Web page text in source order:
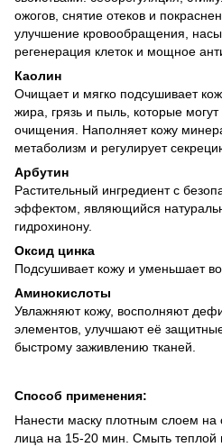
ожогов, снятие отеков и
улучшение кровообращения,
регенерация клеток и мощное
Каолин
Очищает и мягко подсушивает
жира, грязь и пыль, которые
очищения. Наполняет кожу
метаболизм и регулирует
Арбутин
Растительный ингредиент с
эффектом, являющийся
гидрохинону.
Оксид цинка
Подсушивает кожу и уменьшает
Аминокислоты
Увлажняют кожу, восполняют
элементов, улучшают её
быстрому заживлению тканей.
Способ применения:
Нанести маску плотным слоем
лица на 15-20 мин. Смыть теплой